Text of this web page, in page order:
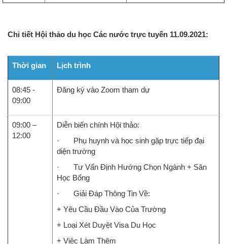
Chi tiết Hội thảo du học Các nước trực tuyến 11.09.2021:
Thời gian Lịch trình
08:45 -
09:00
Đăng ký vào Zoom tham dự
09:00 –
12:00
Diễn biến chính Hội thảo:
· Phụ huynh và học sinh gặp trực tiếp đại
diện trường
· Tư Vấn Định Hướng Chọn Ngành + Săn
Học Bổng
· Giải Đáp Thông Tin Về:
+ Yêu Cầu Đầu Vào Của Trường
+ Loại Xét Duyệt Visa Du Học
+ Việc Làm Thêm